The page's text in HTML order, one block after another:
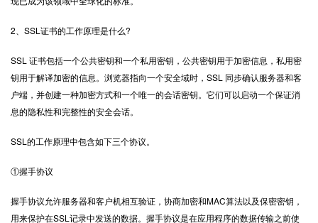
2、SSL证书的工作原理是什么?
SSL 证书包括一个公共密钥和一个私用密钥，公共密钥用于加密信息，私用密
钥用于解译加密的信息。浏览器指向一个安全域时，SSL 同步确认服务器和客
户端，并创建一种加密方式和一个唯一的会话密钥。它们可以启动一个保证消
息的隐私性和完整性的安全会话。
SSL的工作原理中包含如下三个协议。
①握手协议
握手协议允许服务器和客户机相互验证，协商加密和MAC算法以及保密密钥，
用来保护在SSL记录中发送的数据。握手协议是在应用程序的数据传输之前使